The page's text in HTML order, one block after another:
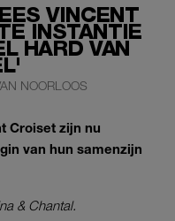
VINCENT
INSTANTIE
HARD VAN
NOORLOOS
Croiset zijn nu
van hun samenzijn
& Chantal.